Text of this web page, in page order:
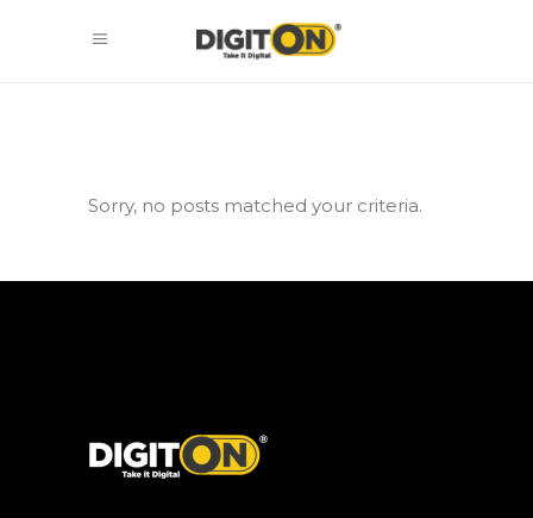
Sorry, no posts matched your criteria.